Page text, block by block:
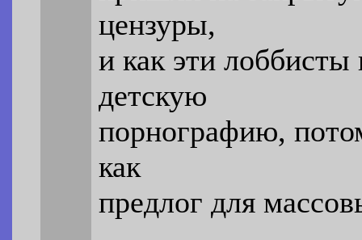
цензуры,
и как эти лоббисты
детскую
порнографию,
как
предлог для